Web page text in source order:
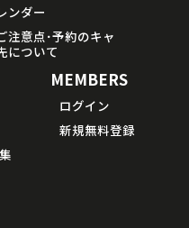
ンダー
注意点･予約のキャ
について
MEMBERS
ログイン
新規無料登録